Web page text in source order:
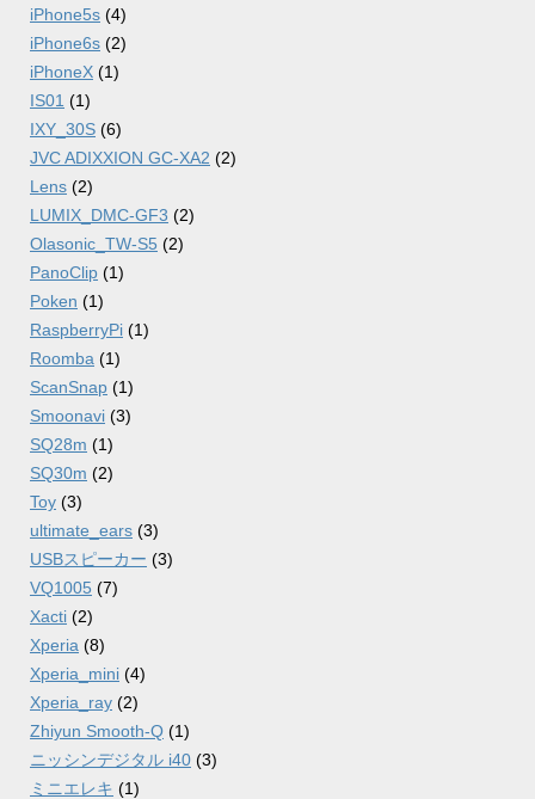
iPhone5s (4)
iPhone6s (2)
iPhoneX (1)
IS01 (1)
IXY_30S (6)
JVC ADIXXION GC-XA2 (2)
Lens (2)
LUMIX_DMC-GF3 (2)
Olasonic_TW-S5 (2)
PanoClip (1)
Poken (1)
RaspberryPi (1)
Roomba (1)
ScanSnap (1)
Smoonavi (3)
SQ28m (1)
SQ30m (2)
Toy (3)
ultimate_ears (3)
USBスピーカー (3)
VQ1005 (7)
Xacti (2)
Xperia (8)
Xperia_mini (4)
Xperia_ray (2)
Zhiyun Smooth-Q (1)
ニッシンデジタル i40 (3)
ミニエレキ (1)